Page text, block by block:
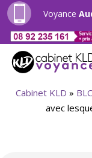
Voyance
Cabinet KLD »
avec